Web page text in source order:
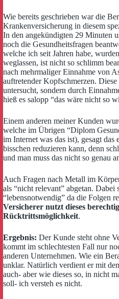
Wie bereits geschrieben war die
Krankenversicherung in diesem
In den angekündigten 29 Minuten
noch die Gesundheitsfragen
welche ich seit Jahren habe,
weglassen, ist nicht so schlimm
nach mehrmaliger Einnahme von
auftretender Kopfschmerzen.
untersucht, sondern durch
hieß es salopp “das wäre nicht so
Einem anderen meiner Kunden
welche im Übrigen “Diplom
im Internet was das ist), gesagt
bisschen reduzieren kann, denn
und man muss das nicht so genau
Auch Fragen nach Metall im
als “nicht relevant” abgetan.
“lebensnotwendig” da die Folgen
Versicherer nutzt dieses
Rücktrittsmöglichkeit.
Ergebnis: Der Kunde steht ohne
kommt im schlechtesten Fall nur
anderen Unternehmen. Wie ein
unklar. Natürlich verdient er mit
auch- aber wie dieses so, in nicht
soll- ich versteh es nicht.